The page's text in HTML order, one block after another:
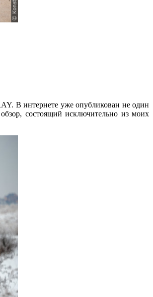
В интернете уже опубликован не один
состоящий исключительно из моих